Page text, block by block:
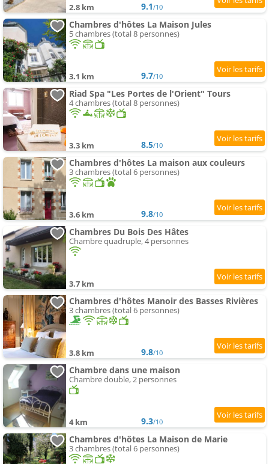
2.8 km 9.1/10
Chambres d'hôtes La Maison Jules
5 chambres (total 8 personnes)
3.1 km 9.7/10
Riad Spa "Les Portes de l'Orient" Tours
4 chambres (total 8 personnes)
3.3 km 8.5/10
Chambres d'hôtes La maison aux couleurs
3 chambres (total 6 personnes)
3.6 km 9.8/10
Chambres Du Bois Des Hâtes
Chambre quadruple, 4 personnes
3.7 km
Chambres d'hôtes Manoir des Basses Rivières
3 chambres (total 6 personnes)
3.8 km 9.8/10
Chambre dans une maison
Chambre double, 2 personnes
4 km 9.3/10
Chambres d'hôtes La Maison de Marie
3 chambres (total 6 personnes)